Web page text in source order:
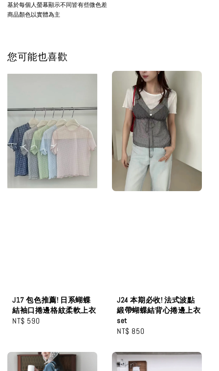
基於每個人螢幕顯示不同皆有些微色差
商品顏色以實體為主
您可能也喜歡
J17 包色推薦! 日系蝴蝶
結袖口捲邊格紋柔軟上衣
Regular
NT$ 590
J24 本期必收! 法式波點
緞帶蝴蝶結背心捲邊上衣
set
Regular
NT$ 850